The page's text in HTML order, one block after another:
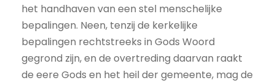
het handhaven van een stel menschelijke
bepalingen. Neen, tenzij de kerkelijke
bepalingen rechtstreeks in Gods Woord
gegrond zijn, en de overtreding daarvan raakt
de eere Gods en het heil der gemeente, mag de